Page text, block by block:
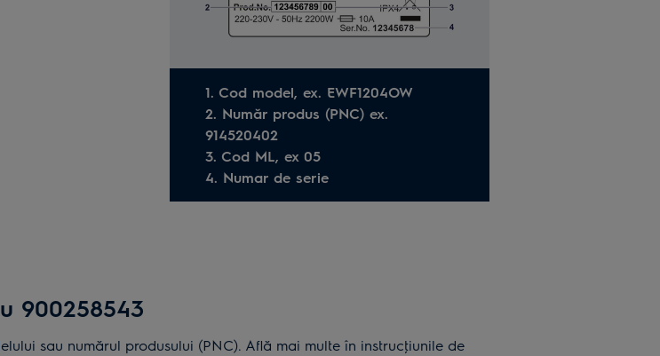
1. Cod model, ex. EWF1204OW
2. Număr produs (PNC) ex.
914520402
3. Cod ML, ex 05
4. Numar de serie
900258543
sau numărul produsului (PNC). Află mai multe în instrucţiunile de